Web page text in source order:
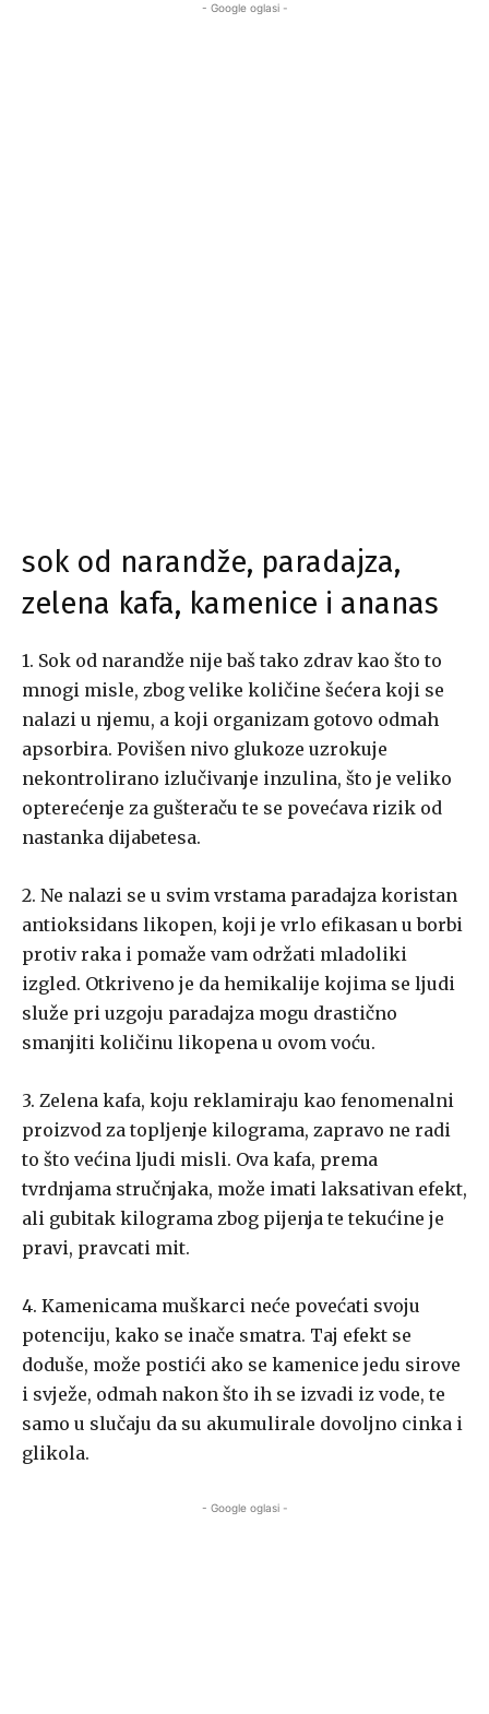
- Google oglasi -
sok od narandže, paradajza,
zelena kafa, kamenice i ananas
1. Sok od narandže nije baš tako zdrav kao što to
mnogi misle, zbog velike količine šećera koji se
nalazi u njemu, a koji organizam gotovo odmah
apsorbira. Povišen nivo glukoze uzrokuje
nekontrolirano izlučivanje inzulina, što je veliko
opterećenje za gušteraču te se povećava rizik od
nastanka dijabetesa.
2. Ne nalazi se u svim vrstama paradajza koristan
antioksidans likopen, koji je vrlo efikasan u borbi
protiv raka i pomaže vam održati mladoliki
izgled. Otkriveno je da hemikalije kojima se ljudi
služe pri uzgoju paradajza mogu drastično
smanjiti količinu likopena u ovom voću.
3. Zelena kafa, koju reklamiraju kao fenomenalni
proizvod za topljenje kilograma, zapravo ne radi
to što većina ljudi misli. Ova kafa, prema
tvrdnjama stručnjaka, može imati laksativan efekt,
ali gubitak kilograma zbog pijenja te tekućine je
pravi, pravcati mit.
4. Kamenicama muškarci neće povećati svoju
potenciju, kako se inače smatra. Taj efekt se
doduše, može postići ako se kamenice jedu sirove
i svježe, odmah nakon što ih se izvadi iz vode, te
samo u slučaju da su akumulirale dovoljno cinka i
glikola.
- Google oglasi -